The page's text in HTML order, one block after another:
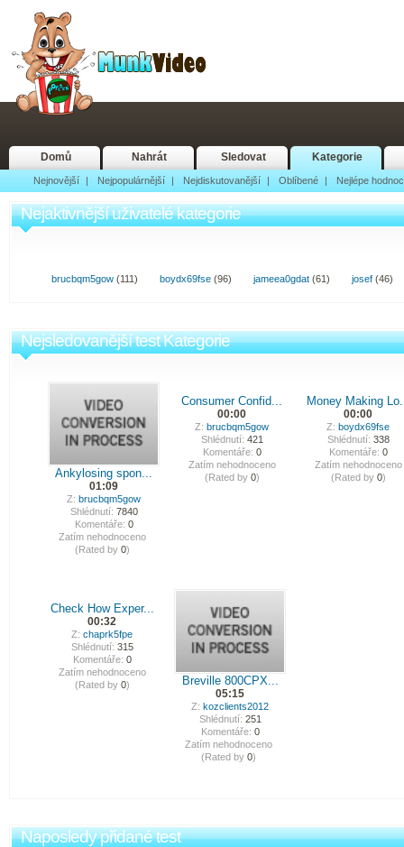
Domů Nahrát Sledovat Kategorie
Nejnovější | Nejpopulárnější | Nejdiskutovanější | Oblíbené | Nejlépe
Nejaktivnější uživatelé kategorie
brucbqm5gow (111) boydx69fse (96) jameea0gdat (61) josef (46)
Nejsledovanější test Kategorie
Ankylosing spon...
01:09
Z: brucbqm5gow
Shlédnutí: 7840
Komentáře: 0
Zatím nehodnoceno
(Rated by 0)
Consumer Confid...
00:00
Z: brucbqm5gow
Shlédnutí: 421
Komentáře: 0
Zatím nehodnoceno
(Rated by 0)
Money Making
00:00
Z: boydx69fse
Shlédnutí: 338
Komentáře: 0
Zatím nehodnoceno
(Rated by 0)
Check How Exper...
00:32
Z: chaprk5fpe
Shlédnutí: 315
Komentáře: 0
Zatím nehodnoceno
(Rated by 0) Breville 800CPX...
05:15
Z: kozclients2012
Shlédnutí: 251
Komentáře: 0
Zatím nehodnoceno
(Rated by 0)
Naposledy přidané test